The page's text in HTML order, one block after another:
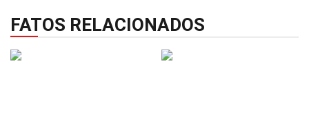
FATOS RELACIONADOS